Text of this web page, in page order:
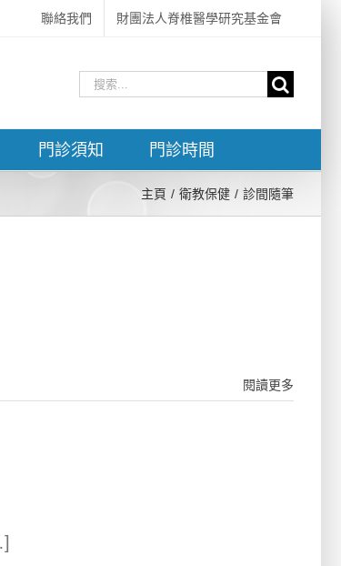
聯絡我們 財團法人脊椎醫學研究基金會
搜
結
果：
門診須知 門診時間
主頁 衛教保健 診間隨筆
閱讀更多